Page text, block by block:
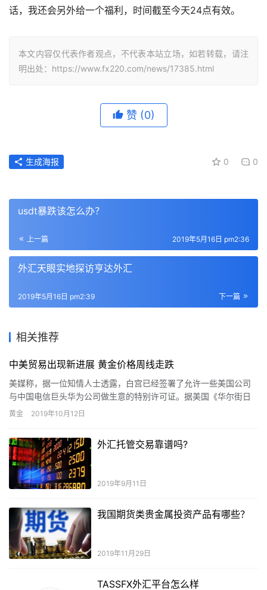
话，我还会另外给一个福利，时间截至今天24点有效。
本文内容仅代表作者观点，不代表本站立场，如若转载，请注
明出处：https://www.fx220.com/news/17385.html
赞 (0)
0 0
生成海报
usdt暴跌该怎么办？
上一篇 2019年5月16日 pm2:36
外汇天眼实地探访亨达外汇
下一篇
2019年5月16日 pm2:39
相关推荐
中美贸易出现新进展 黄金价格周线走跌
美媒称，据一位知情人士透露，白宫已经签署了允许一些美国公司
与中国电信巨头华为公司做生意的特别许可证。据美国《华尔街日
报》网站10月10日报道，在美中高级官员10月10日举行贸易谈判…
黄金 2019年10月12日
外汇托管交易靠谱吗?
2019年9月11日
我国期货类贵金属投资产品有哪些？
2019年11月29日
TASSFX外汇平台怎么样